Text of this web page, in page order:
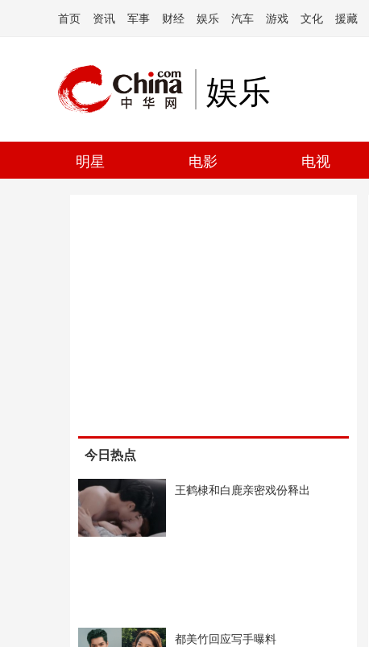
首页 资讯 军事 财经 娱乐 汽车 游戏 文化 援藏
娱乐
明星 电影 电视
今日热点
王鹤棣和白鹿亲密戏份释出
都美竹回应写手曝料